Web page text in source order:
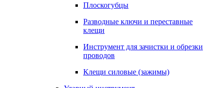
Плоскогубцы
Разводные ключи и переставные
клещи
Инструмент для зачистки и обрезки
проводов
Клещи силовые (зажимы)